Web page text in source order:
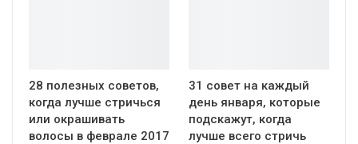
28 полезных советов,
когда лучше стричься
или окрашивать
волосы в феврале 2017
31 совет на каждый
день января, которые
подскажут, когда
лучше всего стричь